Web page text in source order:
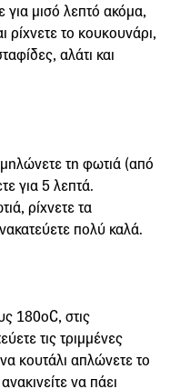
μισό λεπτό ακόμα,
ρίχνετε το κουκουνάρι,
αλάτι και
τη φωτιά (από
για 5 λεπτά.
ρίχνετε τα
πολύ καλά.
180οC, στις
τις τριμμένες
κουτάλι απλώνετε το
να πάει